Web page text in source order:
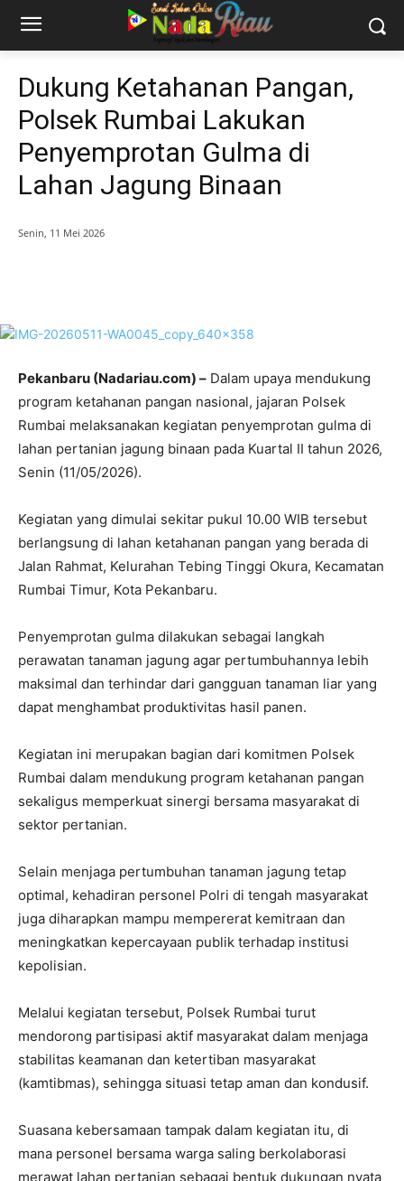
Dukung Ketahanan Pangan,
Polsek Rumbai Lakukan
Penyemprotan Gulma di
Lahan Jagung Binaan
Senin, 11 Mei 2026
Pekanbaru (Nadariau.com) – Dalam upaya mendukung
program ketahanan pangan nasional, jajaran Polsek
Rumbai melaksanakan kegiatan penyemprotan gulma di
lahan pertanian jagung binaan pada Kuartal II tahun 2026,
Senin (11/05/2026).
Kegiatan yang dimulai sekitar pukul 10.00 WIB tersebut
berlangsung di lahan ketahanan pangan yang berada di
Jalan Rahmat, Kelurahan Tebing Tinggi Okura, Kecamatan
Rumbai Timur, Kota Pekanbaru.
Penyemprotan gulma dilakukan sebagai langkah
perawatan tanaman jagung agar pertumbuhannya lebih
maksimal dan terhindar dari gangguan tanaman liar yang
dapat menghambat produktivitas hasil panen.
Kegiatan ini merupakan bagian dari komitmen Polsek
Rumbai dalam mendukung program ketahanan pangan
sekaligus memperkuat sinergi bersama masyarakat di
sektor pertanian.
Selain menjaga pertumbuhan tanaman jagung tetap
optimal, kehadiran personel Polri di tengah masyarakat
juga diharapkan mampu mempererat kemitraan dan
meningkatkan kepercayaan publik terhadap institusi
kepolisian.
Melalui kegiatan tersebut, Polsek Rumbai turut
mendorong partisipasi aktif masyarakat dalam menjaga
stabilitas keamanan dan ketertiban masyarakat
(kamtibmas), sehingga situasi tetap aman dan kondusif.
Suasana kebersamaan tampak dalam kegiatan itu, di
mana personel bersama warga saling berkolaborasi
merawat lahan pertanian sebagai bentuk dukungan nyata